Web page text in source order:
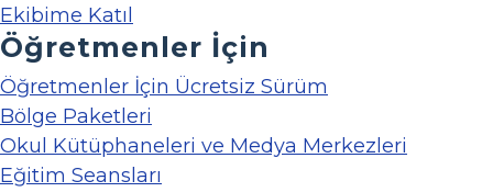
Ekibime Katıl
Öğretmenler İçin
Öğretmenler İçin Ücretsiz Sürüm
Bölge Paketleri
Okul Kütüphaneleri ve Medya Merkezleri
Eğitim Seansları